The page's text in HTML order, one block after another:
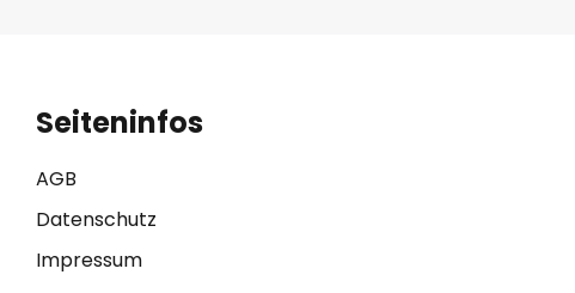
Seiteninfos
AGB
Datenschutz
Impressum